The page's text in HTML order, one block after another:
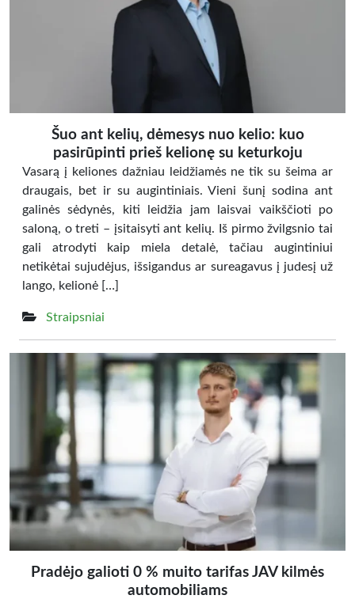
Šuo ant kelių, dėmesys nuo kelio: kuo
pasirūpinti prieš kelionę su keturkoju
Vasarą į keliones dažniau leidžiamės ne tik su šeima ar
draugais, bet ir su augintiniais. Vieni šunį sodina ant
galinės sėdynės, kiti leidžia jam laisvai vaikščioti po
saloną, o treti – įsitaisyti ant kelių. Iš pirmo žvilgsnio tai
gali atrodyti kaip miela detalė, tačiau augintiniui
netikėtai sujudėjus, išsigandus ar sureagavus į judesį už
lango, kelionė […]
Straipsniai
Pradėjo galioti 0 % muito tarifas JAV kilmės
automobiliams